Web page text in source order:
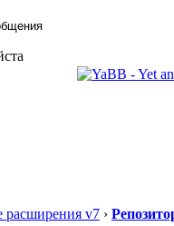
расширения v7 ›